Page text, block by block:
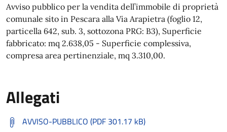
Avviso pubblico per la vendita dell’immobile di proprietà
comunale sito in Pescara alla Via Arapietra (foglio 12,
particella 642, sub. 3, sottozona PRG: B3), Superficie
fabbricato: mq 2.638,05 - Superficie complessiva,
compresa area pertinenziale, mq 3.310,00.
Allegati
AVVISO-PUBBLICO (PDF 301.17 kB)